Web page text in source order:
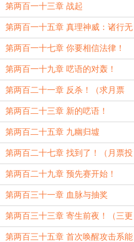
第两百一十三章 战起
第两百一十五章 真理神威：诸行无
常（三更求月票！）
第两百一十七章 你要相信法律！
第两百一十九章 呓语的对轰！
第两百二十一章 反杀！（求月票
啊！兄弟姐妹们！）
第两百二十三章 新的呓语！
第两百二十五章 九幽归墟
第两百二十七章 找到了！（月票投
满加更！）
第两百二十九章 预先赛开始！
第两百三十一章 血脉与抽奖
第两百三十三章 寄生前夜！（三更
求月票！）
第两百三十五章 首次唤醒攻击系能